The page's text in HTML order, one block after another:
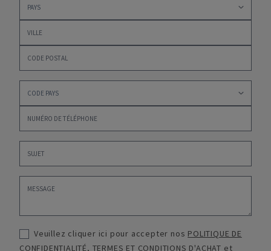
Veuillez cliquer ici pour accepter nos POLITIQUE DE
CONFIDENTIALITÉ, TERMES ET CONDITIONS D'ACHAT et